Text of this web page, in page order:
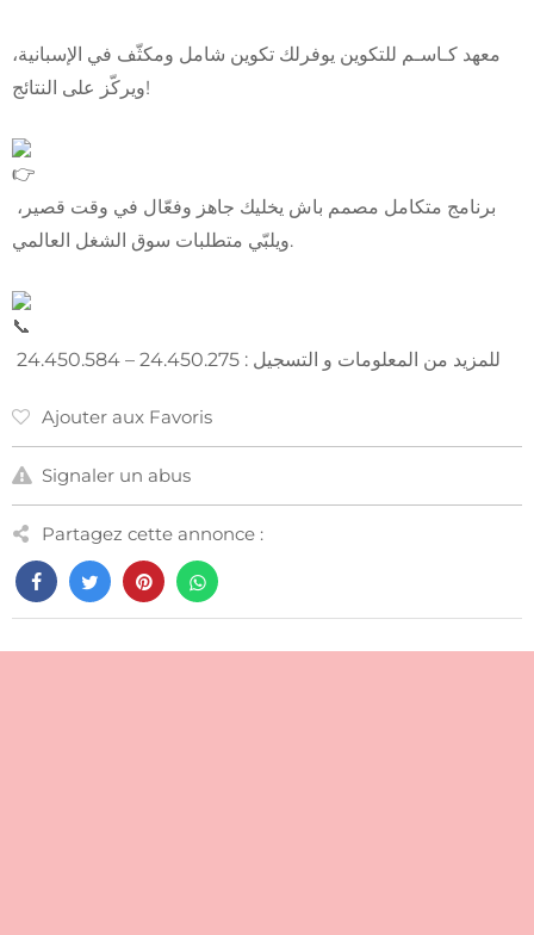
معهد كـاسـم للتكوين يوفرلك تكوين شامل ومكثّف في الإسبانية،
ويركّز على النتائج!
ويلبّي متطلبات سوق الشغل العالمي.
للمزيد من المعلومات و التسجيل : 24.450.275 – 24.450.584
Ajouter aux Favoris
Signaler un abus
Partagez cette annonce :